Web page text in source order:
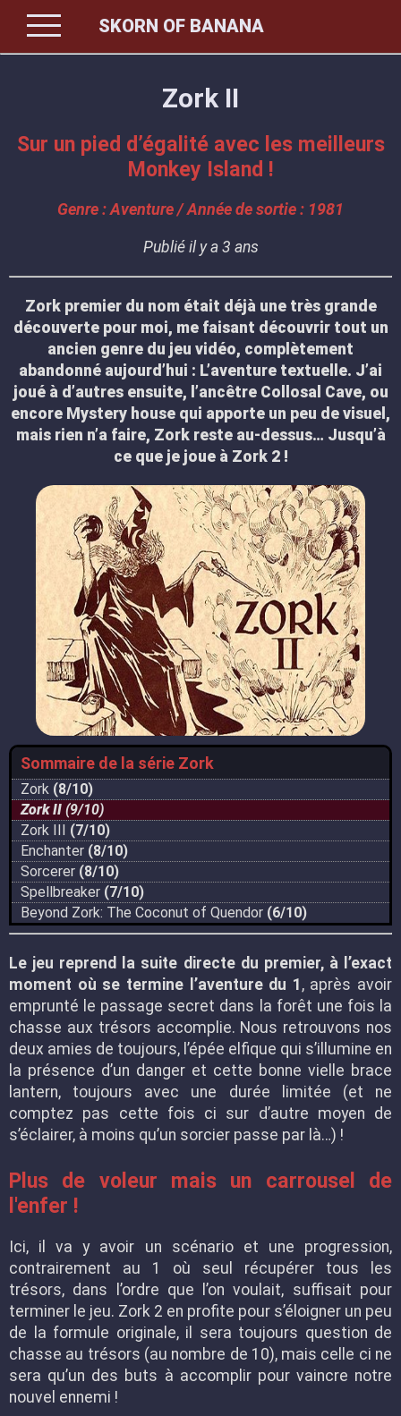
menu SKORN OF BANANA
Zork II
Sur un pied d’égalité avec les meilleurs
Monkey Island !
Genre : Aventure / Année de sortie : 1981
Publié il y a 3 ans
Zork premier du nom était déjà une très grande
découverte pour moi, me faisant découvrir tout un
ancien genre du jeu vidéo, complètement
abandonné aujourd’hui : L’aventure textuelle. J’ai
joué à d’autres ensuite, l’ancêtre Collosal Cave, ou
encore Mystery house qui apporte un peu de visuel,
mais rien n’a faire, Zork reste au-dessus… Jusqu’à
ce que je joue à Zork 2 !
Sommaire de la série Zork
Zork (8/10)
Zork II (9/10)
Zork III (7/10)
Enchanter (8/10)
Sorcerer (8/10)
Spellbreaker (7/10)
Beyond Zork: The Coconut of Quendor (6/10)
Le jeu reprend la suite directe du premier, à l’exact
moment où se termine l’aventure du 1 , après avoir
emprunté le passage secret dans la forêt une fois la
chasse aux trésors accomplie. Nous retrouvons nos
deux amies de toujours, l’épée elfique qui s’illumine en
la présence d’un danger et cette bonne vielle brace
lantern, toujours avec une durée limitée (et ne
comptez pas cette fois ci sur d’autre moyen de
s’éclairer, à moins qu’un sorcier passe par là…) !
Plus de voleur mais un carrousel de
l'enfer !
Ici, il va y avoir un scénario et une progression,
contrairement au 1 où seul récupérer tous les
trésors, dans l’ordre que l’on voulait, suffisait pour
terminer le jeu. Zork 2 en profite pour s’éloigner un peu
de la formule originale, il sera toujours question de
chasse au trésors (au nombre de 10), mais celle ci ne
sera qu’un des buts à accomplir pour vaincre notre
nouvel ennemi !